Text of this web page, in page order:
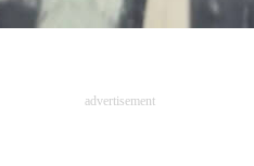
advertisement